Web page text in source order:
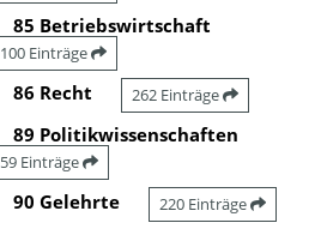
85 Betriebswirtschaft
100 Einträge
86 Recht 262 Einträge
89 Politikwissenschaften
59 Einträge
90 Gelehrte 220 Einträge